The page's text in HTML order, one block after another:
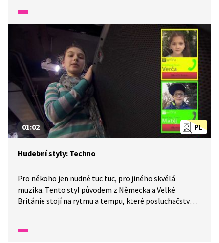
PL
01:02
Hudební styly: Techno
Pro někoho jen nudné tuc tuc, pro jiného skvělá
muzika. Tento styl původem z Německa a Velké
Británie stojí na rytmu a tempu, které posluchačstvo